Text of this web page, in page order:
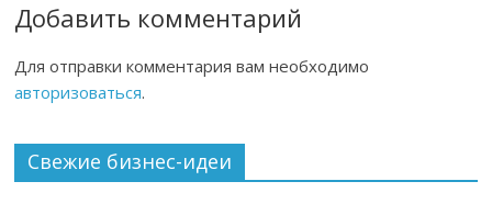
Добавить комментарий
Для отправки комментария вам необходимо
авторизоваться.
Свежие бизнес-идеи